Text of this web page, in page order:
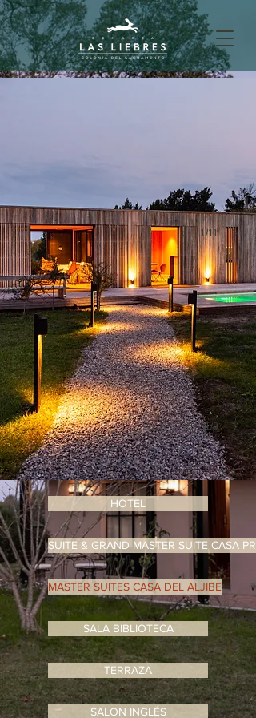
_MAN9677 (1)
1/11
Casa de la vendimia
1/8
HOTEL
SUITE & GRAND MASTER SUITE CASA
MASTER SUITES CASA DEL ALJIBE
SALA BIBLIOTECA
TERRAZA
SALON INGLÉS